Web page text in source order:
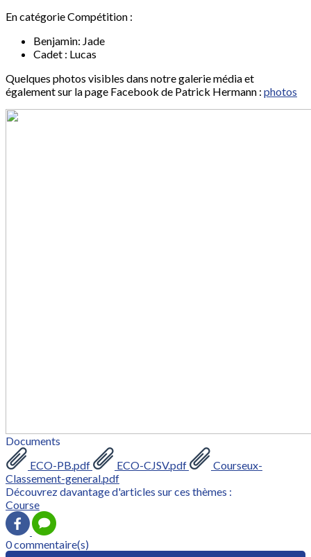
En catégorie Compétition :
Benjamin: Jade
Cadet : Lucas
Quelques photos visibles dans notre galerie média et
également sur la page Facebook de Patrick Hermann : photos
Documents
ECO-PB.pdf
ECO-CJSV.pdf
Courseux-
Classement-general.pdf
Découvrez davantage d'articles sur ces thèmes :
Course
0 commentaire(s)